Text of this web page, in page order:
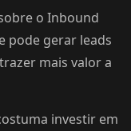
o Inbound
pode gerar leads
mais valor a
investir em